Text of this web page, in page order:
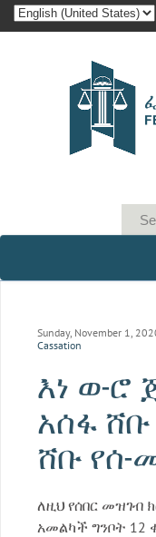
Sunday, November 1,
Cassation
እነ ወ-ሮ
አሰፋ
ሸቡ የሰ-
ለዚህ የሰበር መዝገብ
አመልካች ግንቦት 12